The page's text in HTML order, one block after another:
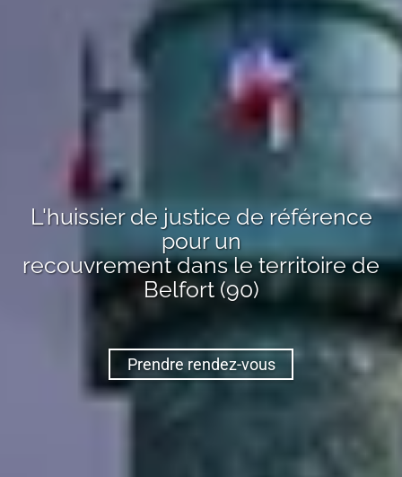
L'huissier de justice de référence
pour un
recouvrementdans le territoire de
Belfort (90)
Prendre rendez-vous